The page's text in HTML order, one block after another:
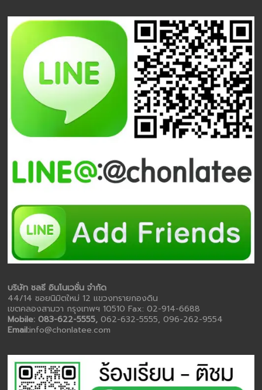
บริษัท ชลธี อินโนเวชั่น จำกัด
44/14 ซอยนิมิตใหม่ 12 แขวงทรายกองดิน
เขตคลองสามวา กรุงเทพฯ 10510 Fax: 02-914-6688
Mobile: 083-622-5555,062-632-5555, 096-262-9554
Email:info@chonlatee.com